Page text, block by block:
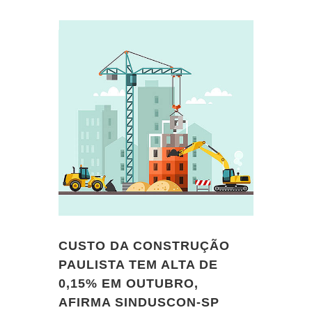
CUSTO DA CONSTRUÇÃO
PAULISTA TEM ALTA DE
0,15% EM OUTUBRO,
AFIRMA SINDUSCON-SP